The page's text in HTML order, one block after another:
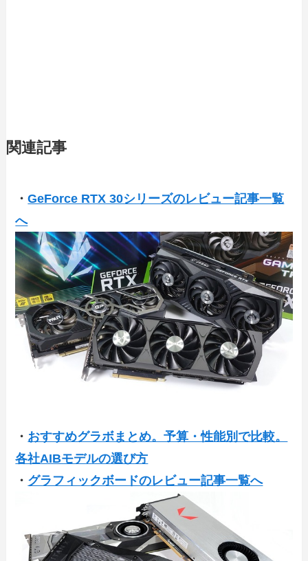
関連記事
・GeForce RTX 30シリーズのレビュー記事一覧
へ
・ おすすめグラボまとめ。予算・性能別で比較。
各社AIBモデルの選び方
・ グラフィックボードのレビュー記事一覧へ